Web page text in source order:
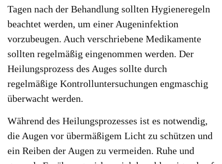
Tagen nach der Behandlung sollten Hygieneregeln
beachtet werden, um einer Augeninfektion
vorzubeugen. Auch verschriebene Medikamente
sollten regelmäßig eingenommen werden. Der
Heilungsprozess des Auges sollte durch
regelmäßige Kontrolluntersuchungen engmaschig
überwacht werden.
Während des Heilungsprozesses ist es notwendig,
die Augen vor übermäßigem Licht zu schützen und
ein Reiben der Augen zu vermeiden. Ruhe und